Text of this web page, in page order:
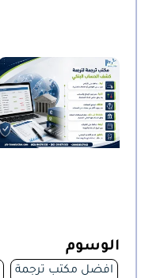
الوسوم
افضل مكتب ترجمة